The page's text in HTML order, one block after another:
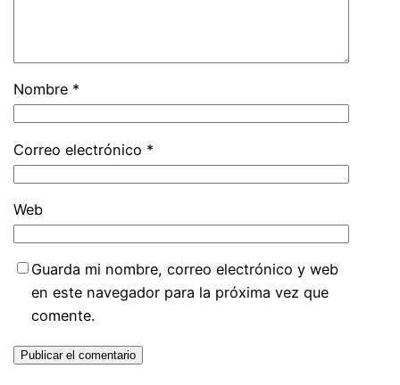
Nombre *
Correo electrónico *
Web
Guarda mi nombre, correo electrónico y web
en este navegador para la próxima vez que
comente.